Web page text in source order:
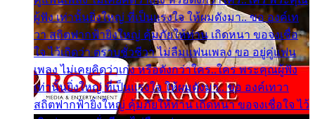
ผู้ฟัง เท่านั้นยิ่งใหญ่ ที่เป็นแรงใจ ให้ผมดังมา.. ขอ องค์เท
วา สถิตฟากฟ้ายิ่งใหญ่ คุ้มภัยให้ท่าน เถิดหนา ขอจงเชื่อ
ใจ ไว้เถิดว่า ตราบชั่วชีวา ไม่ลืมแฟนเพลง ขอ อยู่คู่แฟน
เพลง ไม่เคยคิดว่าเก่ง หรือดังกว่าใคร..ใคร พระคุณผู้ฟัง
เท่านั้นยิ่งใหญ่ ที่เป็นแรงใจ ให้ผมดังมา.. ขอ องค์เทวา
สถิตฟากฟ้ายิ่งใหญ่ คุ้มภัยให้ท่าน เถิดหนา ขอจงเชื่อใจ ไว้